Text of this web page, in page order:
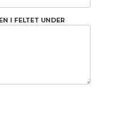
I FELTET UNDER